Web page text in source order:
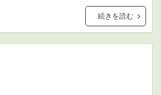
続きを読む